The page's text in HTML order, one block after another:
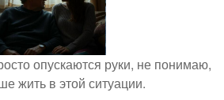
опускаются руки, не понимаю,
жить в этой ситуации.